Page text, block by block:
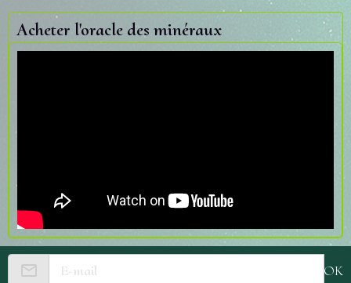
Acheter l'oracle des minéraux
OK